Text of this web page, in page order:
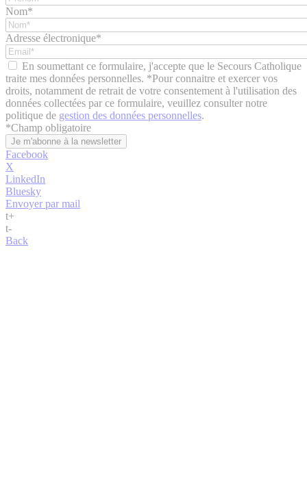
Nom*
Adresse électronique*
En soumettant ce formulaire, j'accepte que le Secours Catholique
traite mes données personnelles. *Pour connaitre et exercer vos
droits, notamment de retrait de votre consentement à l'utilisation des
données collectées par ce formulaire, veuillez consulter notre
politique de gestion des données personnelles.
*Champ obligatoire
Facebook
X
LinkedIn
Bluesky
Envoyer par mail
t+
t-
Back